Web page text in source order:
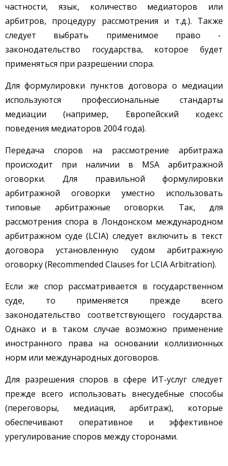
частности, язык, количество медиаторов или
арбитров, процедуру рассмотрения и т.д.). Также
следует выбрать применимое право -
законодательство государства, которое будет
применяться при разрешении спора.
Для формулировки пунктов договора о медиации
используются профессиональные стандарты
медиации (например, Европейский кодекс
поведения медиаторов 2004 года).
Передача споров на рассмотрение арбитража
происходит при наличии в MSA арбитражной
оговорки. Для правильной формулировки
арбитражной оговорки уместно использовать
типовые арбитражные оговорки. Так, для
рассмотрения спора в Лондонском международном
арбитражном суде (LCIA) следует включить в текст
договора установленную судом арбитражную
оговорку (Recommended Clauses for LCIA Arbitration).
Если же спор рассматривается в государственном
суде, то применяется прежде всего
законодательство соответствующего государства.
Однако и в таком случае возможно применение
иностранного права на основании коллизионных
норм или международных договоров.
Для разрешения споров в сфере ИТ-услуг следует
прежде всего использовать внесудебные способы
(переговоры, медиация, арбитраж), которые
обеспечивают оперативное и эффективное
урегулирование споров между сторонами.